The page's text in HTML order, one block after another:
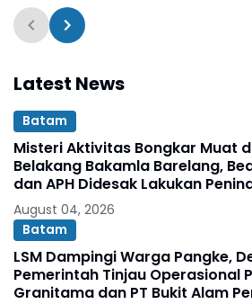
Latest News
Batam
Misteri Aktivitas Bongkar Muat
Belakang Bakamla Barelang,
dan APH Didesak Lakukan
August 04, 2026
Batam
LSM Dampingi Warga Pangke,
Pemerintah Tinjau Operasional
Granitama dan PT Bukit Alam